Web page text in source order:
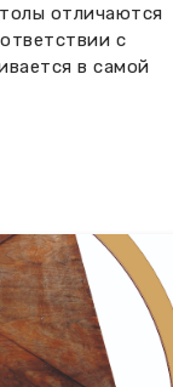
отличаются
с
в самой